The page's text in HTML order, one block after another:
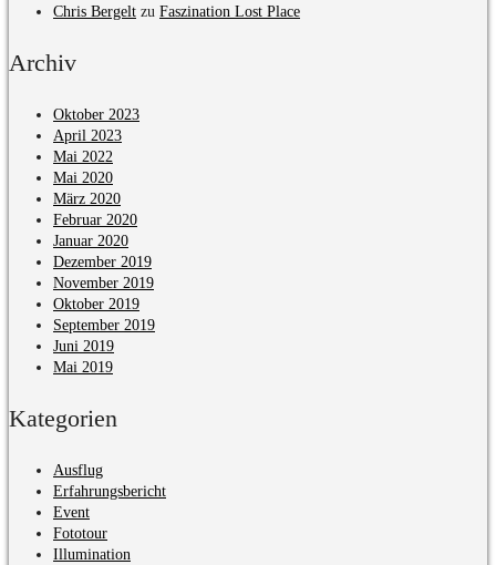
Chris Bergelt zu Faszination Lost Place
Archiv
Oktober 2023
April 2023
Mai 2022
Mai 2020
März 2020
Februar 2020
Januar 2020
Dezember 2019
November 2019
Oktober 2019
September 2019
Juni 2019
Mai 2019
Kategorien
Ausflug
Erfahrungsbericht
Event
Fototour
Illumination